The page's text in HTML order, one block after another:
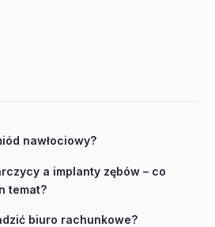
nawłociowy?
a implanty zębów – co
temat?
biuro rachunkowe?